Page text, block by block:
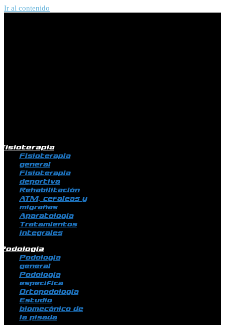
Ir al contenido
Fisioterapia
general
Fisioterapia
deportiva
Rehabilitación
ATM, cefaleas y
migrañas
Aparatología
Tratamientos
integrales
Podología
general
Podología
específica
Ortopodología
Estudio
biomecánico de
la pisada